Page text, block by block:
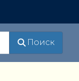
Поиск